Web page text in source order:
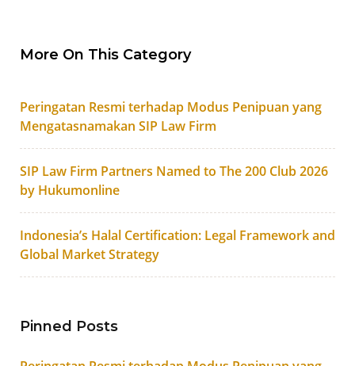
More On This Category
Peringatan Resmi terhadap Modus Penipuan yang
Mengatasnamakan SIP Law Firm
SIP Law Firm Partners Named to The 200 Club 2026
by Hukumonline
Indonesia’s Halal Certification: Legal Framework and
Global Market Strategy
Pinned Posts